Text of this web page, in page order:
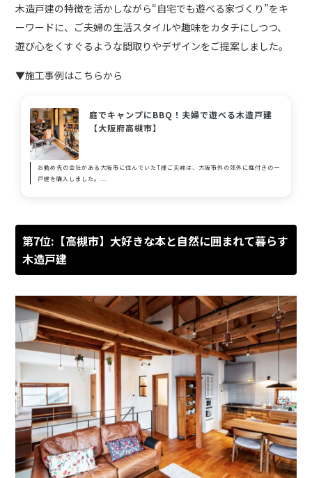
木造戸建の特徴を活かしながら“自宅でも遊べる家づくり”をキ
ーワードに、ご夫婦の生活スタイルや趣味をカタチにしつつ、
遊び心をくすぐるような間取りやデザインをご提案しました。
▼施工事例はこちらから
庭でキャンプにBBQ！夫婦で遊べる木造戸建
【大阪府高槻市】
お勤め先の会社がある大阪市に住んでいたT様ご夫婦は、大阪市外の郊外に庭付きの一
戸建を購入しました。...
第7位:【高槻市】大好きな本と自然に囲まれて暮らす
木造戸建